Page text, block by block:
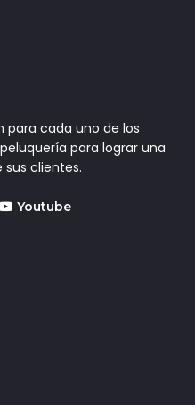
para cada uno de los
para lograr una
clientes.
Youtube